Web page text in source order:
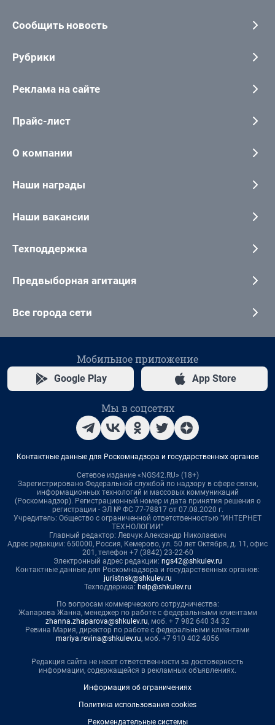
Сообщить новость
Рубрики
Реклама на сайте
Прайс-лист
О компании
Наши награды
Наши вакансии
Техподдержка
Предвыборная агитация
Все города сети
Мобильное приложение
Google Play App Store
Мы в соцсетях
Контактные данные для Роскомнадзора и государственных органов
Сетевое издание «NGS42.RU» (18+)
Зарегистрировано Федеральной службой по надзору в сфере связи,
информационных технологий и массовых коммуникаций
(Роскомнадзор). Регистрационный номер и дата принятия решения о
регистрации - ЭЛ № ФС 77-78817 от 07.08.2020 г.
Учредитель: Общество с ограниченной ответственностью "ИНТЕРНЕТ
ТЕХНОЛОГИИ"
Главный редактор: Левчук Александр Николаевич
Адрес редакции: 650000, Россия, Кемерово, ул. 50 лет Октября, д. 11, офис
201, телефон +7 (3842) 23-22-60
Электронный адрес редакции: ngs42@shkulev.ru
Контактные данные для Роскомнадзора и государственных органов:
juristnsk@shkulev.ru
Техподдержка: help@shkulev.ru
По вопросам коммерческого сотрудничества:
Жапарова Жанна, менеджер по работе с федеральными клиентами
zhanna.zhaparova@shkulev.ru, моб. + 7 982 640 34 32
Ревина Мария, директор по работе с федеральными клиентами
mariya.revina@shkulev.ru, моб. +7 910 402 4056
Редакция сайта не несет ответственности за достоверность
информации, содержащейся в рекламных объявлениях.
Информация об ограничениях
Политика использования cookies
Рекомендательные системы